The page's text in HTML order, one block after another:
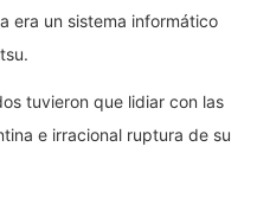
era un sistema informático
tuvieron que lidiar con las
e irracional ruptura de su